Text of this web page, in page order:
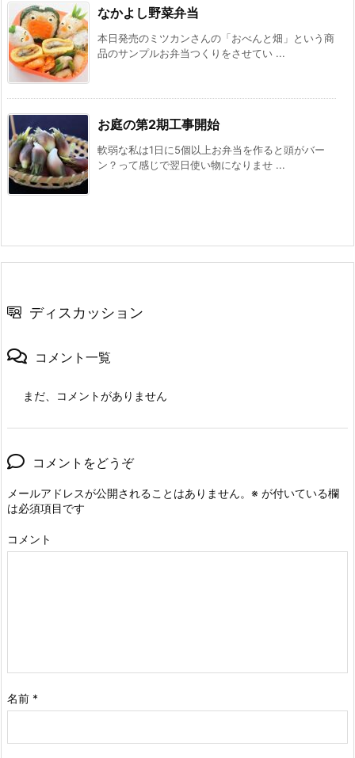
なかよし野菜弁当
本日発売のミツカンさんの「おべんと畑」という商
品のサンプルお弁当つくりをさせてい ...
お庭の第2期工事開始
軟弱な私は1日に5個以上お弁当を作ると頭がバー
ン？って感じで翌日使い物になりませ ...
ディスカッション
コメント一覧
まだ、コメントがありません
コメントをどうぞ
メールアドレスが公開されることはありません。 ※ が付いている欄
は必須項目です
コメント
名前 *